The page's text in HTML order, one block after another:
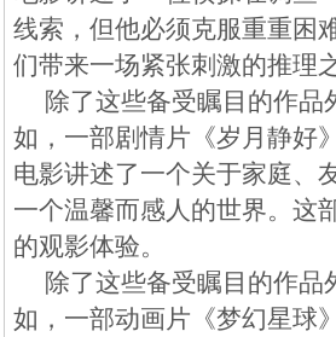
线索，但他必须克服重重困
们带来一场紧张刺激的推理
除了这些备受瞩目的作
如，一部剧情片《岁月静好
电影讲述了一个关于家庭、
一个温馨而感人的世界。这
的观影体验。
除了这些备受瞩目的作
如，一部动画片《梦幻星球